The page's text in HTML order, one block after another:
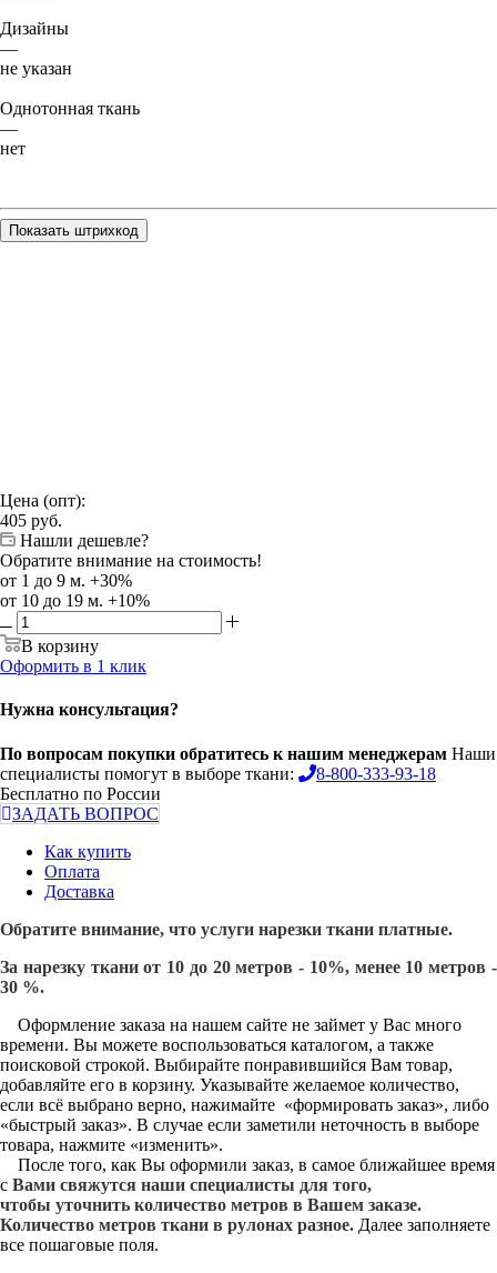
Дизайны
—
не указан
Однотонная ткань
—
нет
Показать штрихкод
Цена (опт):
405 руб.
Нашли дешевле?
Обратите внимание на стоимость!
от 1 до 9 м. +30%
от 10 до 19 м. +10%
В корзину
Оформить в 1 клик
Нужна консультация?
По вопросам покупки обратитесь к нашим менеджерам Наши
специалисты помогут в выборе ткани:
8-800-333-93-18
Бесплатно по России
ЗАДАТЬ ВОПРОС
Как купить
Оплата
Доставка
Обратите внимание, что услуги нарезки ткани платные.
За нарезку ткани от 10 до 20 метров - 10%, менее 10 метров -
30 %.
Оформление заказа на нашем сайте не займет у Вас много
времени. Вы можете воспользоваться каталогом, а также
поисковой строкой. Выбирайте понравившийся Вам товар,
добавляйте его в корзину. Указывайте желаемое количество,
если всё выбрано верно, нажимайте «формировать заказ», либо
«быстрый заказ». В случае если заметили неточность в выборе
товара, нажмите «изменить».
После того, как Вы оформили заказ, в самое ближайшее время
с Вами свяжутся наши специалисты для того,
чтобы уточнить количество метров в Вашем заказе.
Количество метров ткани в рулонах разное. Далее заполняете
все пошаговые поля.